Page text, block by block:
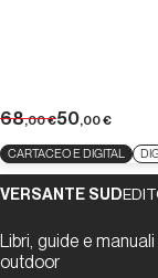
68,00€50,00€
CARTACEO E DIGITAL
VERSANTE SUD
Libri, guide e
outdoor